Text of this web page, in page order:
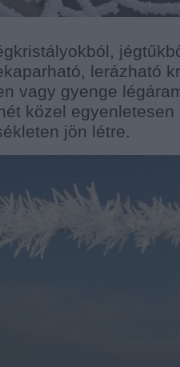
lerázható
vagy gyenge
közel
jön létre.